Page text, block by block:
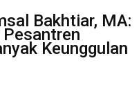
Bakhtiar, MA:
Keunggulan